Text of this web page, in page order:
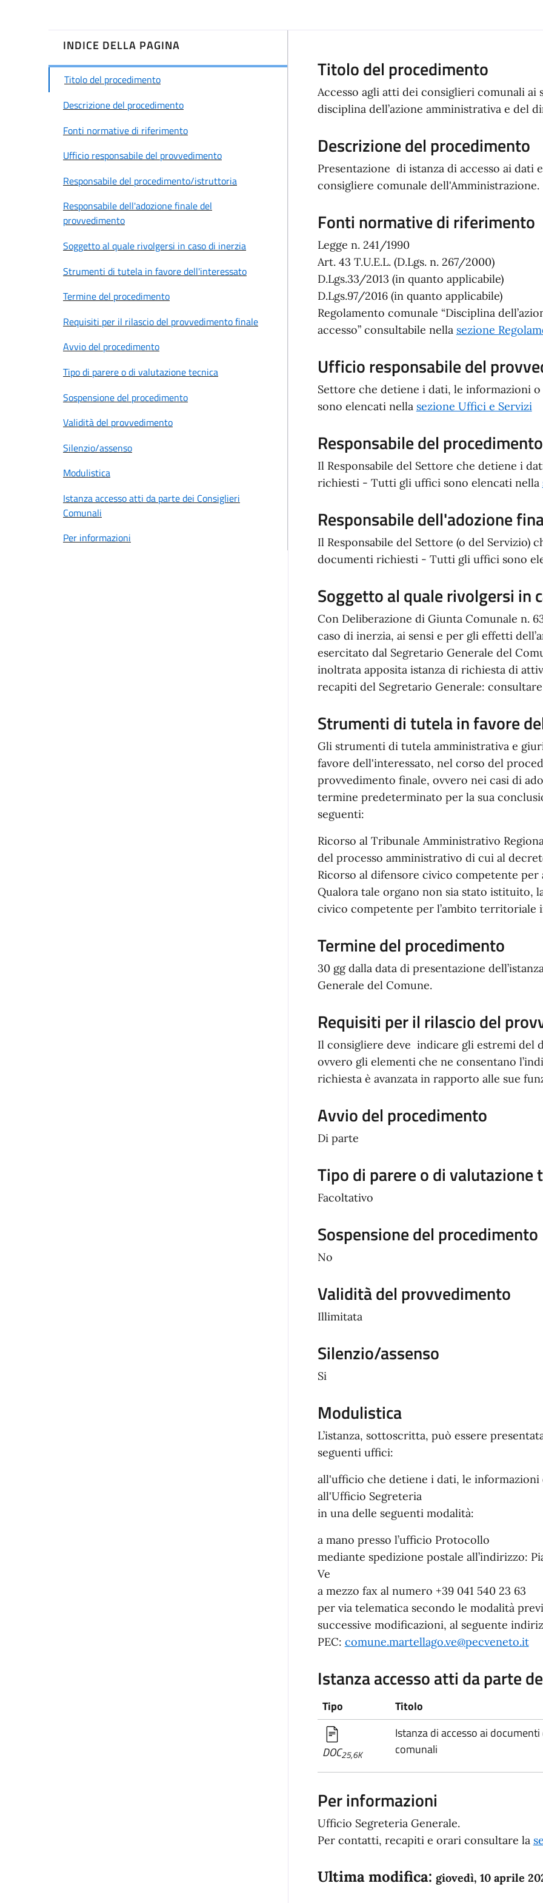
INDICE DELLA PAGINA
Titolo del procedimento
Descrizione del procedimento
Fonti normative di riferimento
Ufficio responsabile del provvedimento
Responsabile del procedimento/istruttoria
Responsabile dell'adozione finale del
provvedimento
Soggetto al quale rivolgersi in caso di inerzia
Strumenti di tutela in favore dell'interessato
Termine del procedimento
Requisiti per il rilascio del provvedimento finale
Avvio del procedimento
Tipo di parere o di valutazione tecnica
Sospensione del procedimento
Validità del provvedimento
Silenzio/assenso
Modulistica
Istanza accesso atti da parte dei Consiglieri
Comunali
Per informazioni
Titolo del procedimento
Accesso agli atti dei consiglieri comunali ai
disciplina dell’azione amministrativa e del
Descrizione del procedimento
Presentazione di istanza di accesso ai dati
consigliere comunale dell'Amministrazione.
Fonti normative di riferimento
Legge n. 241/1990
Art. 43 T.U.E.L. (D.Lgs. n. 267/2000)
D.Lgs.33/2013 (in quanto applicabile)
D.Lgs.97/2016 (in quanto applicabile)
Regolamento comunale “Disciplina
accesso” consultabile nella sezione
Ufficio responsabile del
Settore che detiene i dati, le informazioni
sono elencati nella sezione Uffici e Servizi
Responsabile del
Il Responsabile del Settore che detiene i
richiesti - Tutti gli uffici sono elencati nella
Responsabile dell'adozione
Il Responsabile del Settore (o del Servizio)
documenti richiesti - Tutti gli uffici sono
Soggetto al quale rivolgersi in
Con Deliberazione di Giunta Comunale n.
caso di inerzia, ai sensi e per gli effetti
esercitato dal Segretario Generale del
inoltrata apposita istanza di richiesta di
recapiti del Segretario Generale:
Strumenti di tutela in favore
Gli strumenti di tutela amministrativa e
favore dell'interessato, nel corso del
provvedimento finale, ovvero nei casi di
termine predeterminato per la sua
seguenti:
Ricorso al Tribunale Amministrativo
del processo amministrativo di cui al
Ricorso al difensore civico competente
Qualora tale organo non sia stato istituito,
civico competente per l’ambito territoriale
Termine del procedimento
30 gg dalla data di presentazione
Generale del Comune.
Requisiti per il rilascio del
Il consigliere deve indicare gli estremi del
ovvero gli elementi che ne consentano
richiesta è avanzata in rapporto alle sue
Avvio del procedimento
Di parte
Tipo di parere o di valutazione
Facoltativo
Sospensione del procedimento
No
Validità del provvedimento
Illimitata
Silenzio/assenso
Si
Modulistica
L’istanza, sottoscritta, può essere
seguenti uffici:
all'ufficio che detiene i dati, le
all'Ufficio Segreteria
in una delle seguenti modalità:
a mano presso l’ufficio Protocollo
mediante spedizione postale all’indirizzo:
Ve
a mezzo fax al numero +39 041 540 23 63
per via telematica secondo le modalità
successive modificazioni, al seguente
PEC: comune.martellago.ve@pecveneto.it
Istanza accesso atti da parte
Tipo Titolo
DOC25,6K
Istanza di accesso ai
comunali
Per informazioni
Ufficio Segreteria Generale.
Per contatti, recapiti e orari consultare la
Ultima modifica: giovedì, 10 aprile